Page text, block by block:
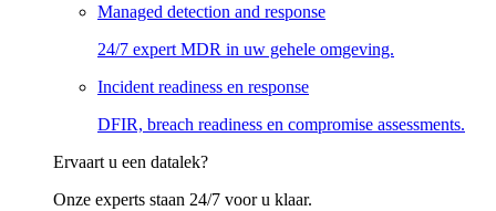
Managed detection and response
24/7 expert MDR in uw gehele omgeving.
Incident readiness en response
DFIR, breach readiness en compromise assessments.
Ervaart u een datalek?
Onze experts staan 24/7 voor u klaar.